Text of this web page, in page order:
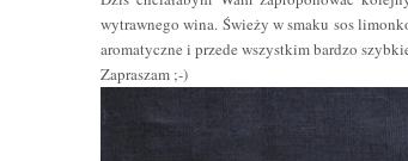
wytrawnego wina. Świeży w smaku sos
aromatyczne i przede wszystkim bardzo
Zapraszam ;-)